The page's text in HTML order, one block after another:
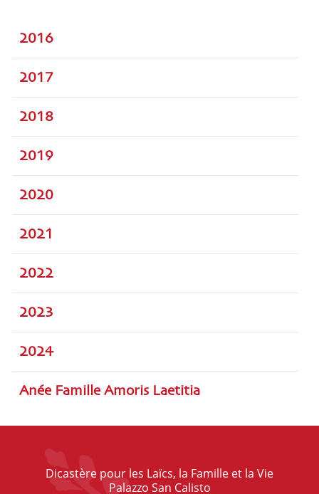
2016
2017
2018
2019
2020
2021
2022
2023
2024
Anée Famille Amoris Laetitia
Dicastère pour les Laïcs, la Famille et la Vie
Palazzo San Calisto